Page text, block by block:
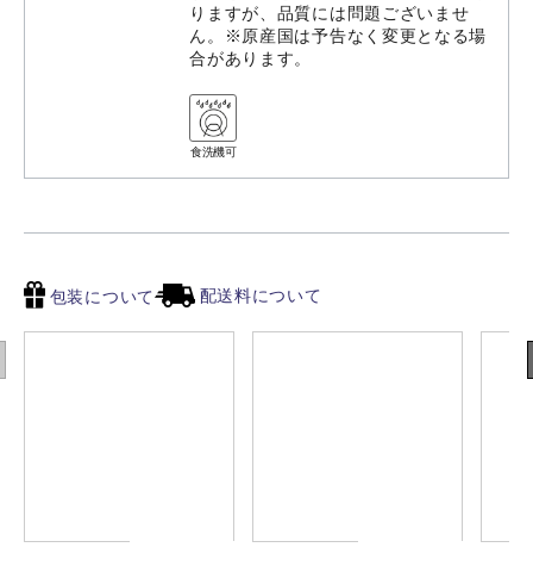
りますが、品質には問題ございませ
ん。※原産国は予告なく変更となる場
合があります。
食洗機可
包装について 配送料について